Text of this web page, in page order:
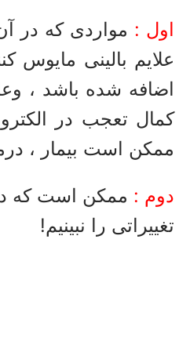
اول : مواردی که در
علایم بالینی
اضافه شده باشد ،
کمال تعجب در
ممکن است بیمار ،
دوم : ممکن است که
تغییراتی را نبینیم!